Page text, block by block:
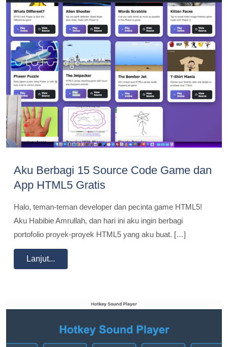
Aku Berbagi 15 Source Code Game dan
App HTML5 Gratis
Halo, teman-teman developer dan pecinta game HTML5!
Aku Habibie Amrullah, dan hari ini aku ingin berbagi
portofolio proyek-proyek HTML5 yang aku buat. […]
Lanjut...